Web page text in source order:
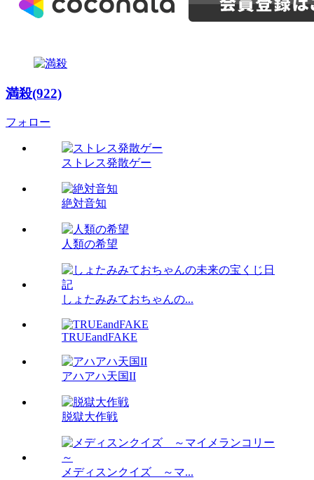
満殺(922)
フォロー
ストレス発散ゲー
絶対音知
人類の希望
しょたみみておちゃんの...
TRUEandFAKE
アハアハ天国II
脱獄大作戦
メディスンクイズ ～マ...